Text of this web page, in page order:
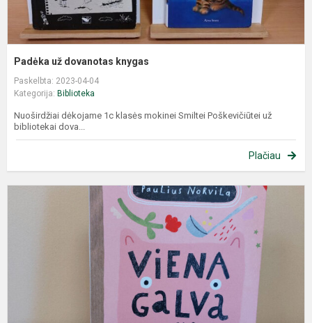
Padėka už dovanotas knygas
Paskelbta: 2023-04-04
Kategorija: Biblioteka
Nuoširdžiai dėkojame 1c klasės mokinei Smiltei Poškevičiūtei už
bibliotekai dova...
Plačiau